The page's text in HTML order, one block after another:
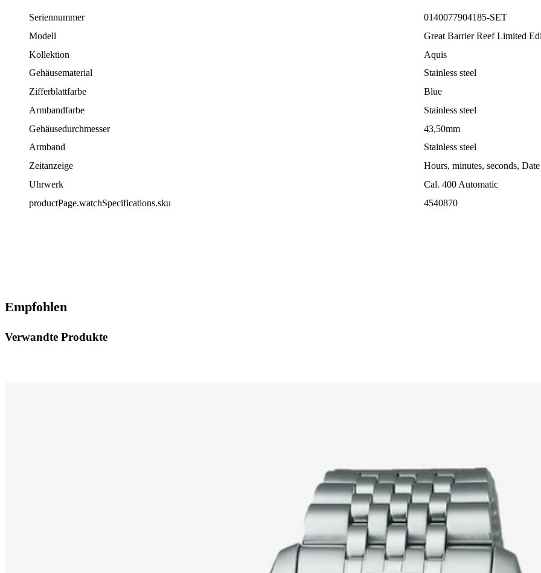
Seriennummer
0140077904185-SET
Modell
Great Barrier Reef Limited
Kollektion
Aquis
Gehäusematerial
Stainless steel
Zifferblattfarbe
Blue
Armbandfarbe
Stainless steel
Gehäusedurchmesser
43,50mm
Armband
Stainless steel
Zeitanzeige
Hours, minutes, seconds, Date
Uhrwerk
Cal. 400 Automatic
productPage.watchSpecifications.sku
4540870
Empfohlen
Verwandte Produkte